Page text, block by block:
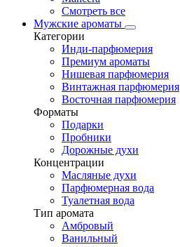
Смотреть все
Мужские ароматы
Категории
Инди-парфюмерия
Премиум ароматы
Нишевая парфюмерия
Винтажная парфюмерия
Восточная парфюмерия
Форматы
Подарки
Пробники
Дорожные духи
Концентрации
Масляные духи
Парфюмерная вода
Туалетная вода
Тип аромата
Амбровый
Ванильный